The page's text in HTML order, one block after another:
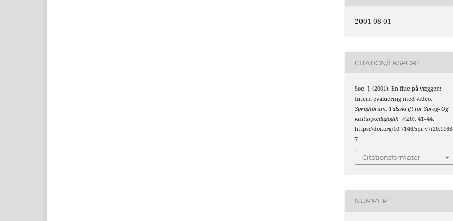
2001-08-01
CITATION/EKSPORT
Søe, J. (2001). En flue på væggen:
Intern evaluering med video.
Sprogforum. Tidsskrift for Sprog- Og
kulturpædagogik, 7(20), 41–44.
https://doi.org/10.7146/
7
Citationsformater
NUMMER